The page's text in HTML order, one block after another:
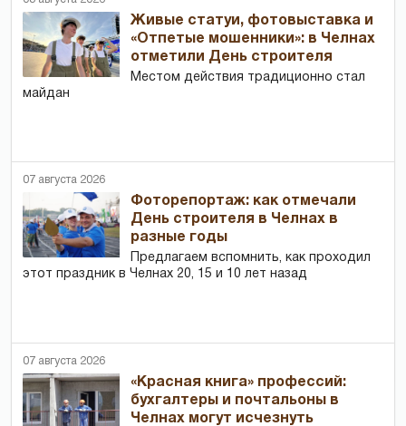
Живые статуи, фотовыставка и
«Отпетые мошенники»: в Челнах
отметили День строителя
Местом действия традиционно стал
майдан
07 августа 2026
Фоторепортаж: как отмечали
День строителя в Челнах в
разные годы
Предлагаем вспомнить, как проходил
этот праздник в Челнах 20, 15 и 10 лет назад
07 августа 2026
«Красная книга» профессий:
бухгалтеры и почтальоны в
Челнах могут исчезнуть